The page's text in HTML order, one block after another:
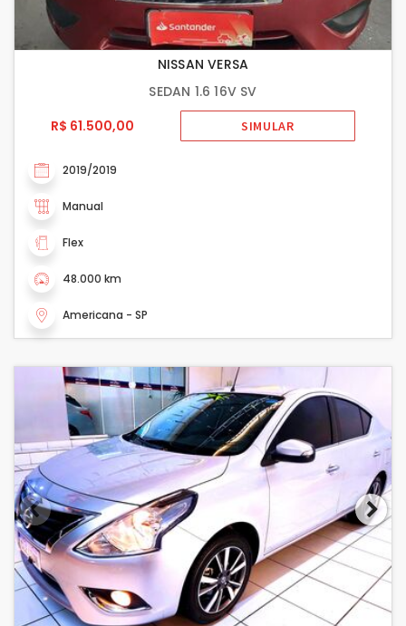
NISSAN VERSA
SEDAN 1.6 16V SV
R$ 61.500,00
SIMULAR
2019/2019
Manual
Flex
48.000 km
Americana - SP